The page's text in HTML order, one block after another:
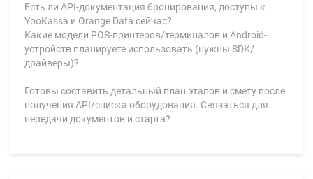
Есть ли API-документация бронирования, доступы к
YooKassa и Orange Data сейчас?
Какие модели POS-принтеров/терминалов и Android-
устройств планируете использовать (нужны SDK/
драйверы)?
Готовы составить детальный план этапов и смету после
получения API/списка оборудования. Связаться для
передачи документов и старта?